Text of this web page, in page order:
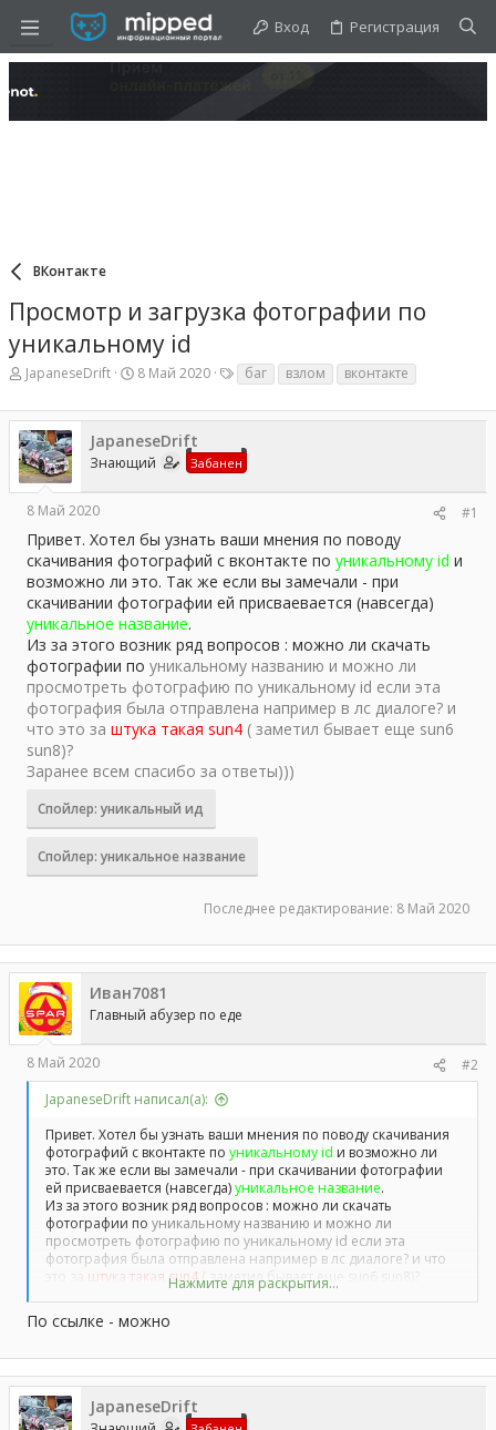
Вход Регистрация
ВКонтакте
Просмотр и загрузка фотографии по
уникальному id
А
т
о
р
т
е
м
ы
JapaneseDrift
Д
т
а
н
а
а
а
8 Май 2020
Т
е
г
и
баг взлом вконтакте
JapaneseDrift
Знающий Забанен
8 Май 2020 #1
Привет. Хотел бы узнать ваши мнения по поводу
скачивания фотографий с вконтакте по уникальному id и
возможно ли это. Так же если вы замечали - при
скачивании фотографии ей присваевается (навсегда)
уникальное название.
Из за этого возник ряд вопросов : можно ли скачать
фотографии по уникальному названию и можно ли
просмотреть фотографию по уникальному id если эта
фотография была отправлена например в лс диалоге? и
что это за штука такая sun4 ( заметил бывает еще sun6
sun8)?
Заранее всем спасибо за ответы)))
Спойлер: уникальный ид
Спойлер: уникальное название
Последнее редактирование: 8 Май 2020
Иван7081
Главный абузер по еде
8 Май 2020
#2
JapaneseDrift написал(а):
Привет. Хотел бы узнать ваши мнения по поводу скачивания
фотографий с вконтакте по уникальному id и возможно ли
это. Так же если вы замечали - при скачивании фотографии
ей присваевается (навсегда)уникальное название.
Из за этого возник ряд вопросов : можно ли скачать
фотографии по уникальному названию и можно ли
просмотреть фотографию по уникальному id если эта
фотография была отправлена например в лс диалоге? и что
штука такая sun4( заметил бывает еще sun6 sun8)?
Заранее всем спасибо за ответы)))
Спойлер:уникальный ид
Спойлер:уникальное название
Нажмите для раскрытия...
По ссылке - можно
JapaneseDrift